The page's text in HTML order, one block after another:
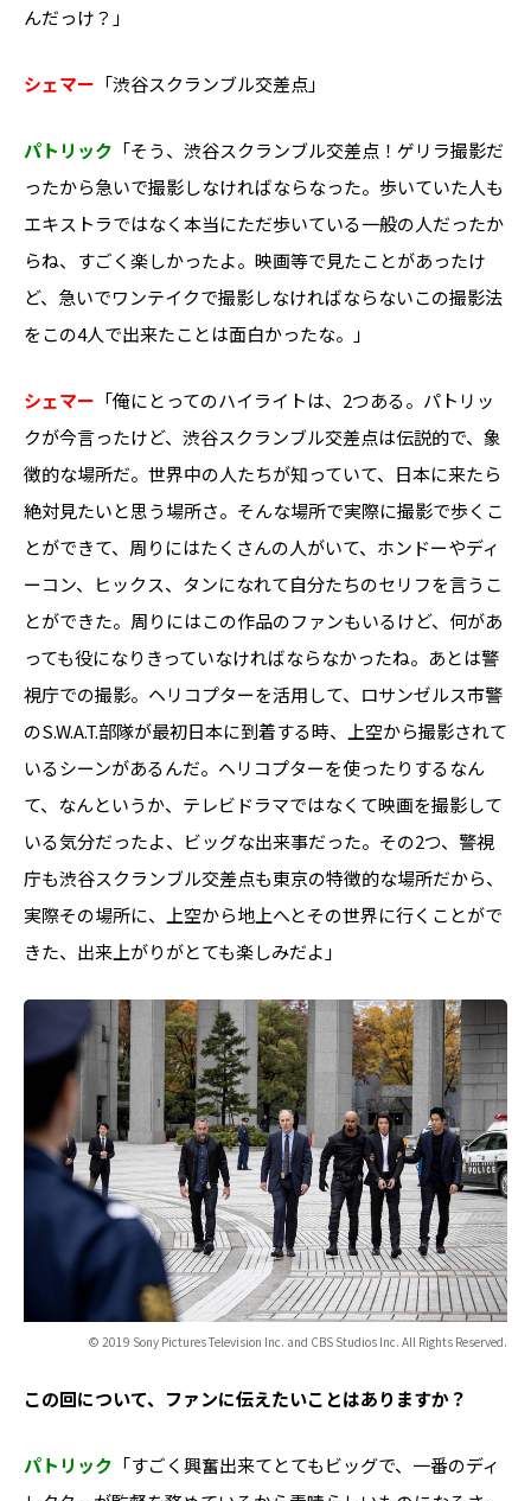
んだっけ？」
シェマー 「渋谷スクランブル交差点」
パトリック 「そう、渋谷スクランブル交差点！ゲリラ撮影だ
ったから急いで撮影しなければならなった。歩いていた人も
エキストラではなく本当にただ歩いている一般の人だったか
らね、すごく楽しかったよ。映画等で見たことがあったけ
ど、急いでワンテイクで撮影しなければならないこの撮影法
をこの4人で出来たことは面白かったな。」
シェマー 「俺にとってのハイライトは、2つある。パトリッ
クが今言ったけど、渋谷スクランブル交差点は伝説的で、象
徴的な場所だ。世界中の人たちが知っていて、日本に来たら
絶対見たいと思う場所さ。そんな場所で実際に撮影で歩くこ
とができて、周りにはたくさんの人がいて、ホンドーやディ
ーコン、ヒックス、タンになれて自分たちのセリフを言うこ
とができた。周りにはこの作品のファンもいるけど、何があ
っても役になりきっていなければならなかったね。あとは警
視庁での撮影。ヘリコプターを活用して、ロサンゼルス市警
のS.W.A.T.部隊が最初日本に到着する時、上空から撮影されて
いるシーンがあるんだ。ヘリコプターを使ったりするなん
て、なんというか、テレビドラマではなくて映画を撮影して
いる気分だったよ、ビッグな出来事だった。その2つ、警視
庁も渋谷スクランブル交差点も東京の特徴的な場所だから、
実際その場所に、上空から地上へとその世界に行くことがで
きた、出来上がりがとても楽しみだよ」
© 2019 Sony Pictures Television Inc. and CBS Studios Inc. All Rights Reserved.
――この回について、ファンに伝えたいことはありますか？
パトリック 「すごく興奮出来てとてもビッグで、一番のディ